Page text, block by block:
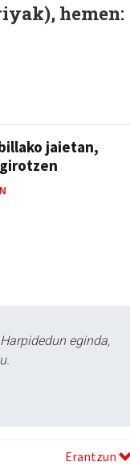
hemen:
jaietan,
eginda,
Erantzun